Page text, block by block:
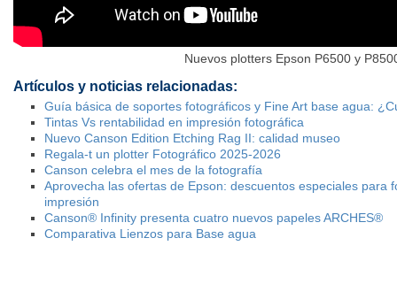
Nuevos plotters Epson P6500 y
Artículos y noticias relacionadas:
Guía básica de soportes fotográficos y Fine Art base agua:
Tintas Vs rentabilidad en impresión fotográfica
Nuevo Canson Edition Etching Rag II: calidad museo
Regala-t un plotter Fotográfico 2025-2026
Canson celebra el mes de la fotografía
Aprovecha las ofertas de Epson: descuentos especiales para
impresión
Canson® Infinity presenta cuatro nuevos papeles ARCHES®
Comparativa Lienzos para Base agua